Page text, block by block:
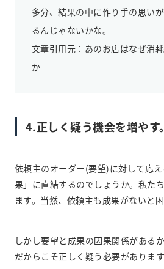
多分、結果の中に作り手の思い
るんじゃないかな。
文章引用元： あのお店はなぜ消
か
4.正しく疑う機会を増やす。
依頼主のオーダー(要望)に対して応
果」に直結するのでしょうか。私た
ます。当然、依頼主も成果がないと困
しかし要望と成果の因果関係がある
だからこそ正しく疑う必要があります